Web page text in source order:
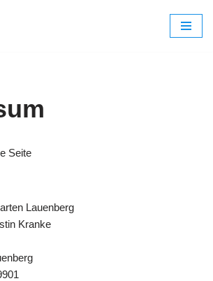
Seite
Lauenberg
Kranke